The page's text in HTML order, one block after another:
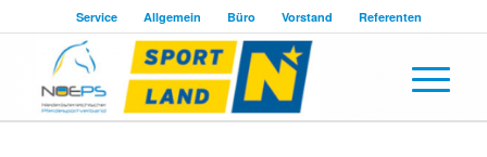
Service Allgemein Büro Vorstand Referenten